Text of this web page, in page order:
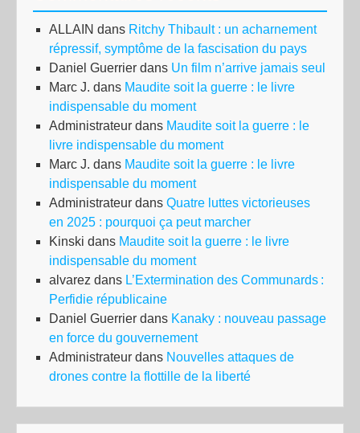
ALLAIN dans Ritchy Thibault : un acharnement
répressif, symptôme de la fascisation du pays
Daniel Guerrier dans Un film n’arrive jamais seul
Marc J. dans Maudite soit la guerre : le livre
indispensable du moment
Administrateur dans Maudite soit la guerre : le
livre indispensable du moment
Marc J. dans Maudite soit la guerre : le livre
indispensable du moment
Administrateur dans Quatre luttes victorieuses
en 2025 : pourquoi ça peut marcher
Kinski dans Maudite soit la guerre : le livre
indispensable du moment
alvarez dans L’Extermination des Communards :
Perfidie républicaine
Daniel Guerrier dans Kanaky : nouveau passage
en force du gouvernement
Administrateur dans Nouvelles attaques de
drones contre la flottille de la liberté